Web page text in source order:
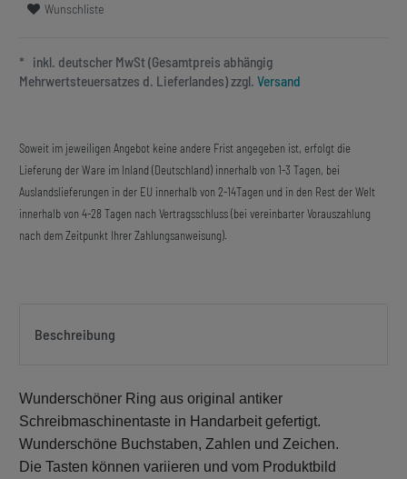
Wunschliste
* inkl. deutscher MwSt (Gesamtpreis abhängig
Mehrwertsteuersatzes d. Lieferlandes) zzgl. Versand
Soweit im jeweiligen Angebot keine andere Frist angegeben ist, erfolgt die
Lieferung der Ware im Inland (Deutschland) innerhalb von 1-3 Tagen, bei
Auslandslieferungen in der EU innerhalb von 2-14Tagen und in den Rest der Welt
innerhalb von 4-28 Tagen nach Vertragsschluss (bei vereinbarter Vorauszahlung
nach dem Zeitpunkt Ihrer Zahlungsanweisung).
Beschreibung
Wunderschöner Ring aus original antiker
Schreibmaschinentaste in Handarbeit gefertigt.
Wunderschöne Buchstaben, Zahlen und Zeichen.
Die Tasten können variieren und vom Produktbild